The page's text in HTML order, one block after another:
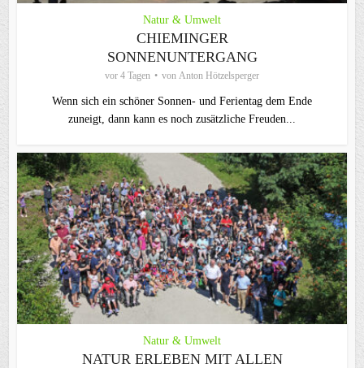
Natur & Umwelt
CHIEMINGER
SONNENUNTERGANG
vor 4 Tagen von Anton Hötzelsperger
Wenn sich ein schöner Sonnen- und Ferientag dem Ende
zuneigt, dann kann es noch zusätzliche Freuden...
Natur & Umwelt
NATUR ERLEBEN MIT ALLEN